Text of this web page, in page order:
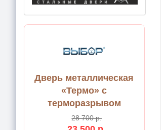
Дверь металлическая
«Термо» с
терморазрывом
28 700 р.